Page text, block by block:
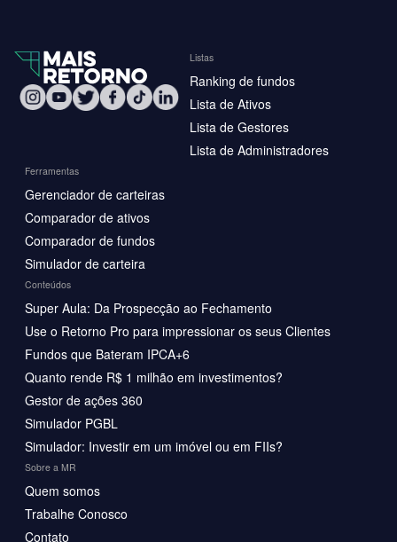
Listas
Ranking de fundos
Lista de Ativos
Lista de Gestores
Lista de Administradores
Ferramentas
Gerenciador de carteiras
Comparador de ativos
Comparador de fundos
Simulador de carteira
Conteúdos
Super Aula: Da Prospecção ao Fechamento
Use o Retorno Pro para impressionar os seus Clientes
Fundos que Bateram IPCA+6
Quanto rende R$ 1 milhão em investimentos?
Gestor de ações 360
Simulador PGBL
Simulador: Investir em um imóvel ou em FIIs?
Sobre a MR
Quem somos
Trabalhe Conosco
Contato